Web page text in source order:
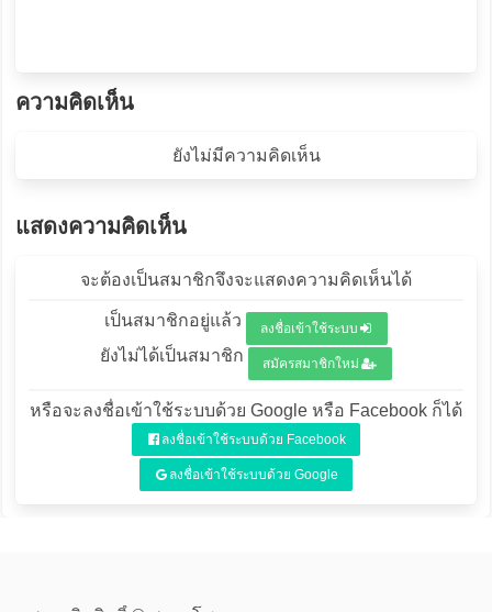
ความคิดเห็น
ยังไม่มีความคิดเห็น
แสดงความคิดเห็น
จะต้องเป็นสมาชิกจึงจะแสดงความคิดเห็นได้
เป็นสมาชิกอยู่แล้ว ลงชื่อเข้าใช้ระบบ
ยังไม่ได้เป็นสมาชิก สมัครสมาชิกใหม่
หรือจะลงชื่อเข้าใช้ระบบด้วย Google หรือ Facebook ก็ได้
ลงชื่อเข้าใช้ระบบด้วย Facebook
ลงชื่อเข้าใช้ระบบด้วย Google